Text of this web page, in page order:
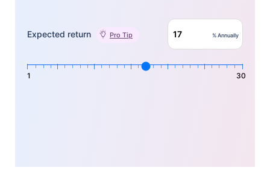
Expected return Pro Tip % Annually
1 30